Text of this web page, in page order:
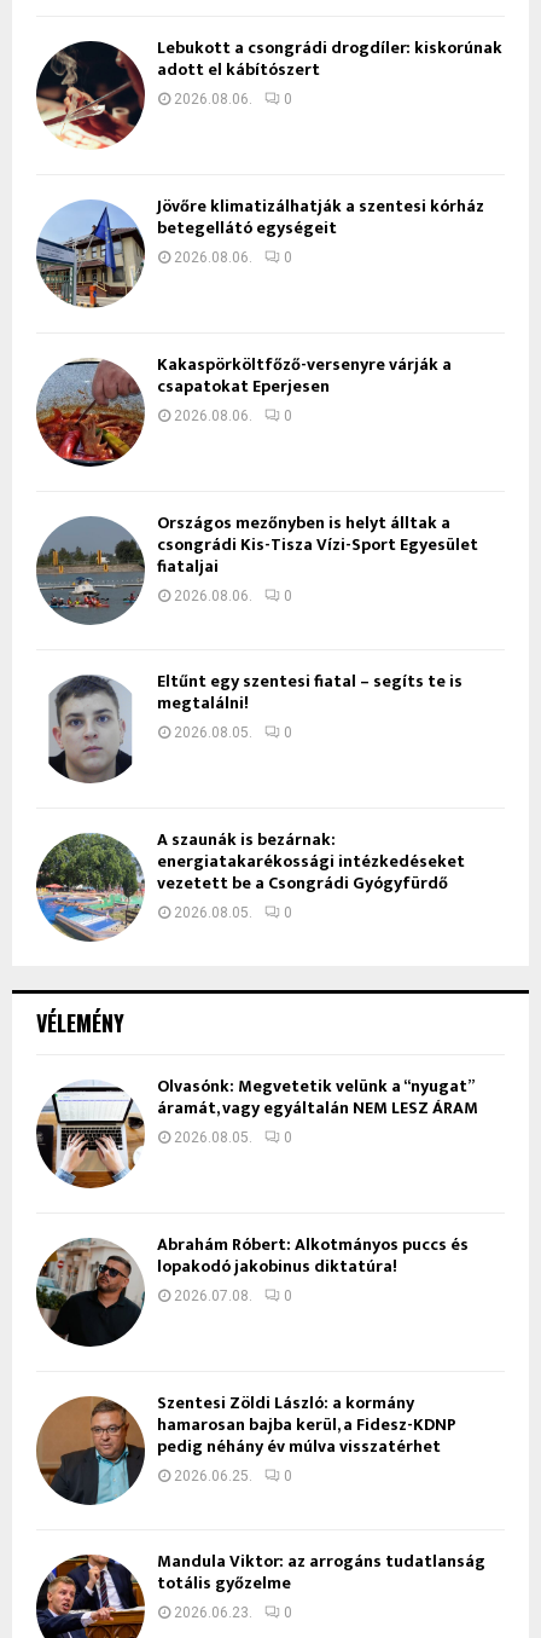
VÉLEMÉNY
Olvasónk: Megvetetik velünk a “nyugat”
áramát, vagy egyáltalán NEM LESZ ÁRAM
2026.08.05. 0
Ábrahám Róbert: Alkotmányos puccs és
lopakodó jakobinus diktatúra!
2026.07.08. 0
Szentesi Zöldi László: a kormány
hamarosan bajba kerül, a Fidesz-KDNP
pedig néhány év múlva visszatérhet
2026.06.25. 0
Mandula Viktor: az arrogáns tudatlanság
totális győzelme
2026.06.23. 0
Lebukott a csongrádi drogdíler: kiskorúnak
adott el kábítószert
2026.08.06. 0
Jövőre klimatizálhatják a szentesi kórház
betegellátó egységeit
2026.08.06. 0
Kakaspörköltfőző-versenyre várják a
csapatokat Eperjesen
2026.08.06. 0
Országos mezőnyben is helyt álltak a
csongrádi Kis-Tisza Vízi-Sport Egyesület
fiataljai
2026.08.06. 0
Eltűnt egy szentesi fiatal – segíts te is
megtalálni!
2026.08.05. 0
A szaunák is bezárnak:
energiatakarékossági intézkedéseket
vezetett be a Csongrádi Gyógyfürdő
2026.08.05. 0